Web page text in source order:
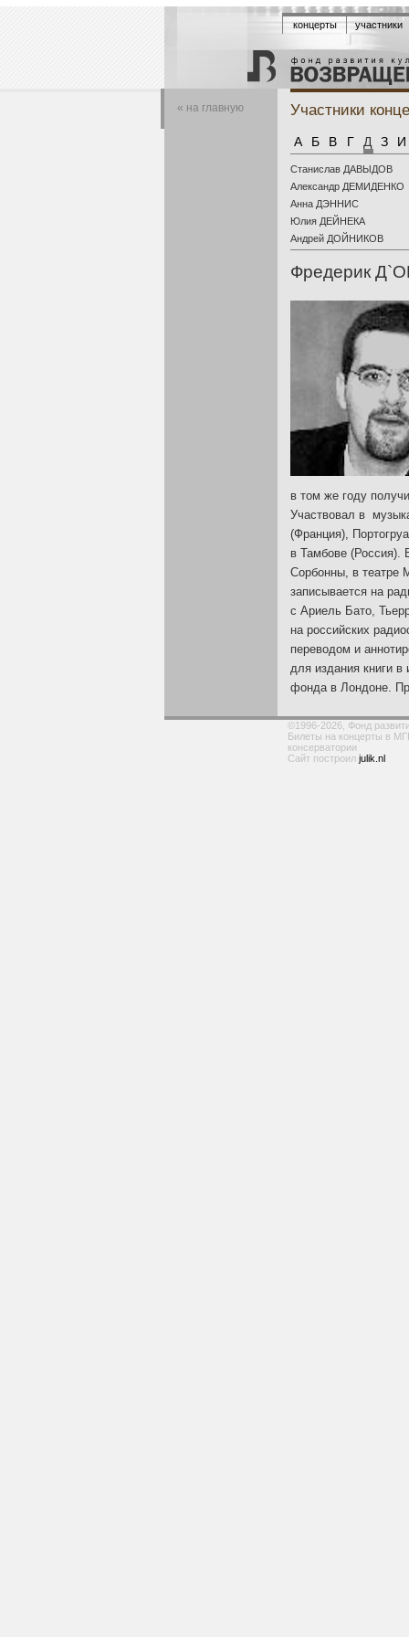
концерты участники
« на главную Участники
А Б В Г Д З И
Станислав ДАВЫДОВ
Александр ДЕМИДЕНКО
Анна ДЭННИС
Юлия ДЕЙНЕКА
Андрей ДОЙНИКОВ
Фредерик
в том же году
Участвовал в
(Франция),
в Тамбове
Сорбонны, в театре
записывается на
с Ариель Бато,
на российских
переводом и
для издания книги
фонда в Лондоне.
©1996-2026, Фонд
Билеты на концерты в
консерватории
Сайт построил julik.nl